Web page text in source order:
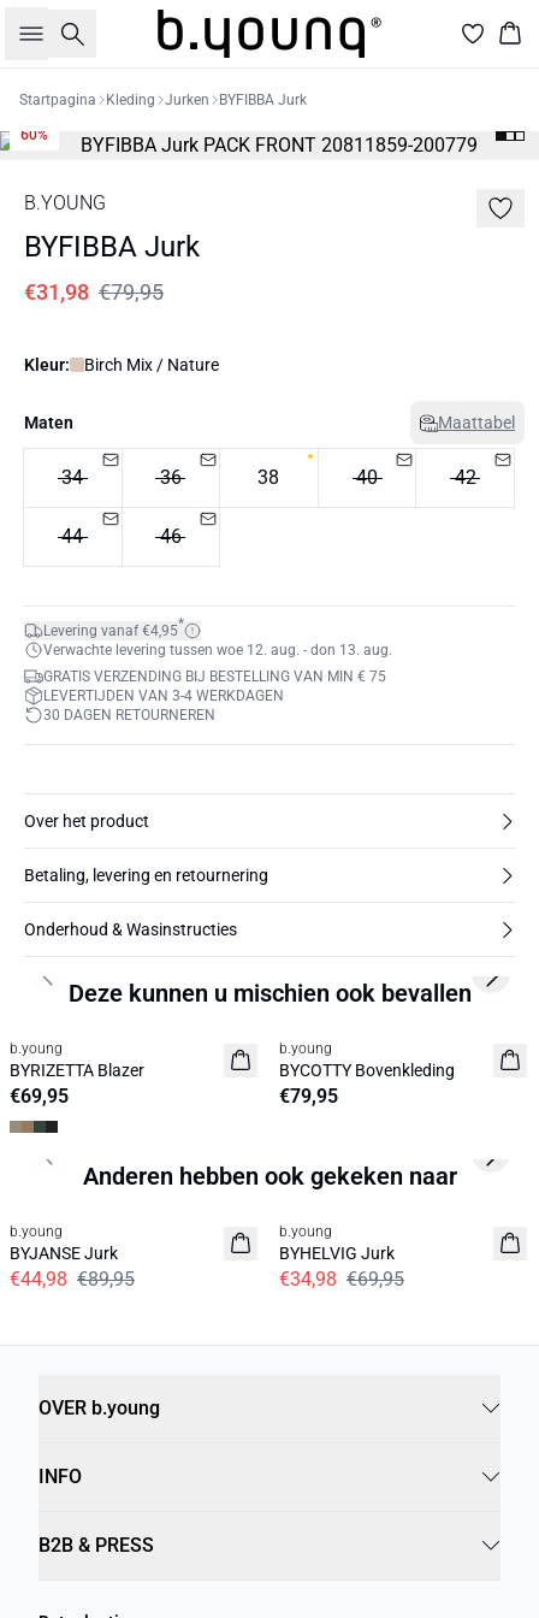
Zoeken
Startpagina Kleding Jurken BYFIBBA Jurk
60%
B.YOUNG
BYFIBBA Jurk
€31,98 €79,95
Kleur: Birch Mix / Nature
Maten Maattabel
34 36 38 40 42
44 46
Levering vanaf €4,95*
Verwachte levering tussen woe 12. aug. - don 13. aug.
GRATIS VERZENDING BIJ BESTELLING VAN MIN € 75
LEVERTIJDEN VAN 3-4 WERKDAGEN
30 DAGEN RETOURNEREN
Over het product
Betaling, levering en retournering
Onderhoud & Wasinstructies
Deze kunnen u mischien ook bevallen
Nieuw
b.young
BYRIZETTA Blazer
€69,95
Nieuw
b.young
BYCOTTY Bovenkleding
€79,95
Previous slide Next
Anderen hebben ook gekeken naar
b.young
BYJANSE Jurk
€44,98 €89,95
50%
b.young
BYHELVIG Jurk
€34,98 €69,95
Previous slide Next
OVER b.young
INFO
B2B & PRESS